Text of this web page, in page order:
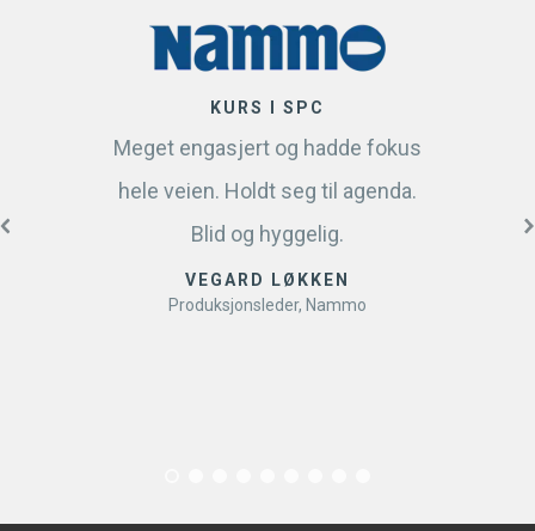
KURS I SPC
Meget engasjert og hadde fokus
hele veien. Holdt seg til agenda.
Blid og hyggelig.
VEGARD LØKKEN
Produksjonsleder, Nammo